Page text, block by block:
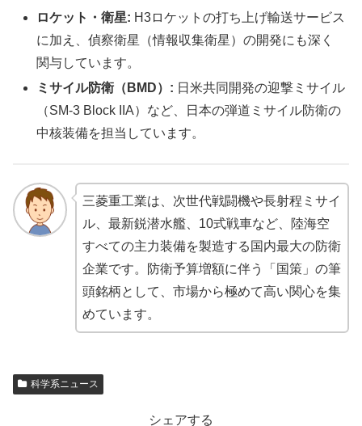
ロケット・衛星: H3ロケットの打ち上げ輸送サービス
に加え、偵察衛星（情報収集衛星）の開発にも深く
関与しています。
ミサイル防衛（BMD）: 日米共同開発の迎撃ミサイル
（SM-3 Block IIA）など、日本の弾道ミサイル防衛の
中核装備を担当しています。
三菱重工業は、次世代戦闘機や長射程ミサイ
ル、最新鋭潜水艦、10式戦車など、陸海空
すべての主力装備を製造する国内最大の防衛
企業です。防衛予算増額に伴う「国策」の筆
頭銘柄として、市場から極めて高い関心を集
めています。
科学系ニュース
シェアする